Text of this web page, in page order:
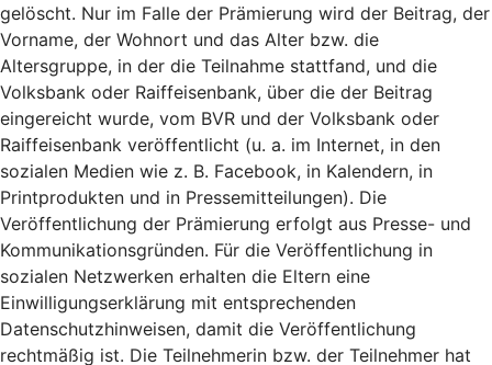
gelöscht. Nur im Falle der Prämierung wird der Beitrag, der
Vorname, der Wohnort und das Alter bzw. die
Altersgruppe, in der die Teilnahme stattfand, und die
Volksbank oder Raiffeisenbank, über die der Beitrag
eingereicht wurde, vom BVR und der Volksbank oder
Raiffeisenbank veröffentlicht (u. a. im Internet, in den
sozialen Medien wie z. B. Facebook, in Kalendern, in
Printprodukten und in Pressemitteilungen). Die
Veröffentlichung der Prämierung erfolgt aus Presse- und
Kommunikationsgründen. Für die Veröffentlichung in
sozialen Netzwerken erhalten die Eltern eine
Einwilligungserklärung mit entsprechenden
Datenschutzhinweisen, damit die Veröffentlichung
rechtmäßig ist. Die Teilnehmerin bzw. der Teilnehmer hat